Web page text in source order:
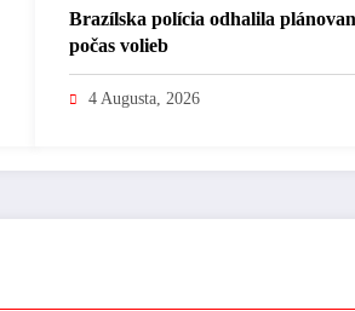
Brazílska polícia odhalila
počas volieb
4 Augusta, 2026